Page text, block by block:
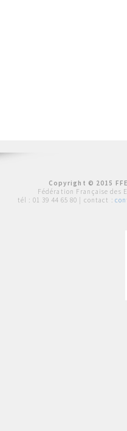
Copyright © 2015
Fédération Française des
tél : 01 39 44 65 80 | contact :